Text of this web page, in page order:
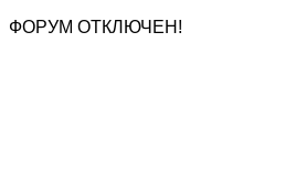
ФОРУМ ОТКЛЮЧЕН!